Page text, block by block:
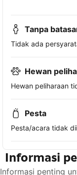
Tanpa
Tidak ada
Hewan
Hewan peliharaan
Pesta
Pesta/acara tidak
Informasi
Informasi penting